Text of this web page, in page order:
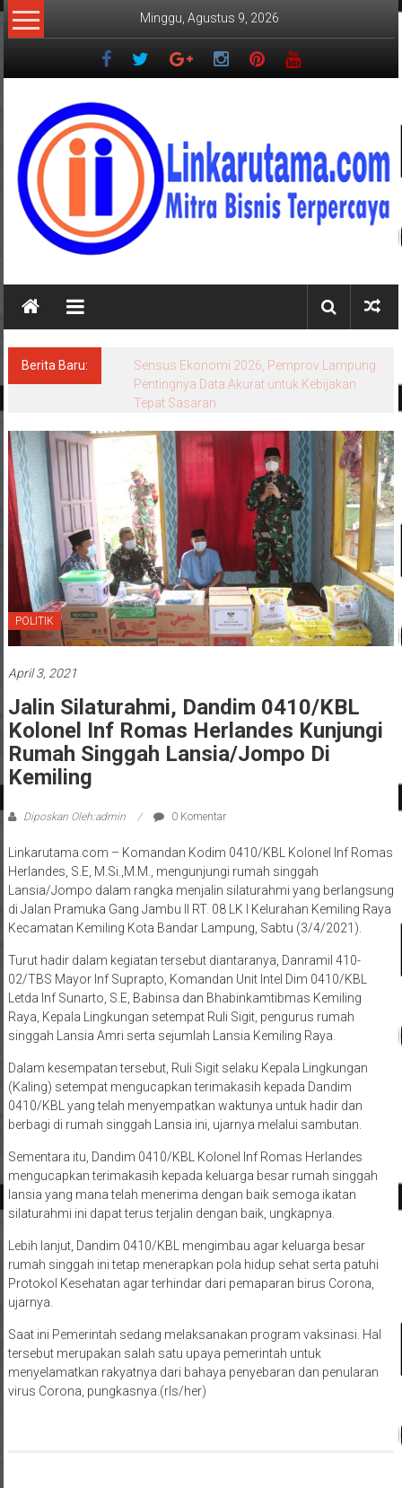
Lompat
ke
Minggu, Agustus 9, 2026
LINKARUTAMA.COM
Mitra
Terpercaya
Berita Baru:
Sensus Ekonomi 2026, Pemprov Lampung:
Pentingnya Data Akurat untuk Kebijakan
Tepat Sasaran
POLITIK
April 3, 2021
Jalin Silaturahmi, Dandim 0410/KBL
Kolonel Inf Romas Herlandes Kunjungi
Rumah Singgah Lansia/Jompo Di
Kemiling
Diposkan Oleh:admin 0 Komentar
Linkarutama.com – Komandan Kodim 0410/KBL Kolonel Inf Romas
Herlandes, S.E, M.Si.,M.M., mengunjungi rumah singgah
Lansia/Jompo dalam rangka menjalin silaturahmi yang berlangsung
di Jalan Pramuka Gang Jambu II RT. 08 LK I Kelurahan Kemiling Raya
Kecamatan Kemiling Kota Bandar Lampung, Sabtu (3/4/2021).
Turut hadir dalam kegiatan tersebut diantaranya, Danramil 410-
02/TBS Mayor Inf Suprapto, Komandan Unit Intel Dim 0410/KBL
Letda Inf Sunarto, S.E, Babinsa dan Bhabinkamtibmas Kemiling
Raya, Kepala Lingkungan setempat Ruli Sigit, pengurus rumah
singgah Lansia Amri serta sejumlah Lansia Kemiling Raya.
Dalam kesempatan tersebut, Ruli Sigit selaku Kepala Lingkungan
(Kaling) setempat mengucapkan terimakasih kepada Dandim
0410/KBL yang telah menyempatkan waktunya untuk hadir dan
berbagi di rumah singgah Lansia ini, ujarnya melalui sambutan.
Sementara itu, Dandim 0410/KBL Kolonel Inf Romas Herlandes
mengucapkan terimakasih kepada keluarga besar rumah singgah
lansia yang mana telah menerima dengan baik semoga ikatan
silaturahmi ini dapat terus terjalin dengan baik, ungkapnya.
Lebih lanjut, Dandim 0410/KBL mengimbau agar keluarga besar
rumah singgah ini tetap menerapkan pola hidup sehat serta patuhi
Protokol Kesehatan agar terhindar dari pemaparan birus Corona,
ujarnya.
Saat ini Pemerintah sedang melaksanakan program vaksinasi. Hal
tersebut merupakan salah satu upaya pemerintah untuk
menyelamatkan rakyatnya dari bahaya penyebaran dan penularan
virus Corona, pungkasnya.(rls/her)